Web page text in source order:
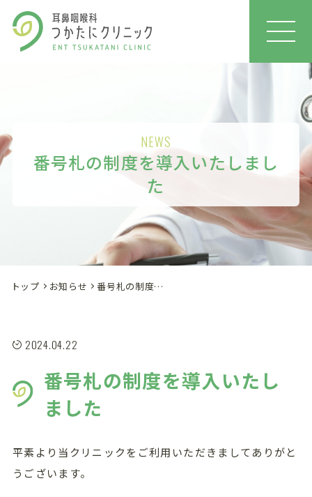
MEN
NEWS
番号札の制度を導入いたしまし
た
トップ お知らせ 番号札の制度を導入いたしました
2024.04.22
番号札の制度を導入いたし
ました
平素より当クリニックをご利用いただきましてありがと
うございます。